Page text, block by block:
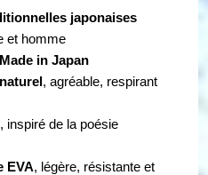
japonaises
et homme
in Japan
, agréable, respirant
, inspiré de la poésie
EVA, légère, résistante et